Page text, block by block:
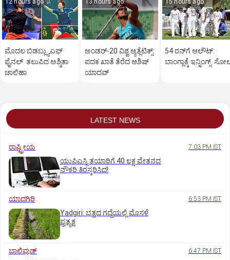
12 hours ago
ಮೊದಲ ಬಿಡಬ್ಲ್ಯುಎಫ್‌
ಫೈನಲ್‌ ತಲುಪಿದ ಅಶ್ಮಿತಾ
ಚಾಲಿಹಾ
13 hours ago
ಅಂಡರ್‌-20 ವಿಶ್ವ ಆ್ಯತ್ಲೆಟಿಕ್ಸ್‌:
ಪದಕ ಖಾತೆ ತೆರೆದ ಆಶಿಷ್‌
ಯಾದವ್‌
15 hours ago
54 ರನ್‌ಗೆ ಆಲೌಟ್‌:
ಬಾಂಗ್ಲಾಕ್ಕೆ ಇನ್ನಿಂಗ್ಸ್‌
LATEST NEWS
ರಾಷ್ಟ್ರೀಯ 7:03 PM IST
ಯುಪಿಎಸ್ಸಿ ತಯಾರಿಗೆ 40 ಲಕ್ಷ ವೇತನದ
ನೌಕರಿ ತಿರಸ್ಕರಿಸಿದ!
ಯಾದಗಿರಿ 6:53 PM IST
Yadgiri: ಭತ್ತದ ಗದ್ದೆಯಲ್ಲಿ ಮೊಸಳೆ
ಪ್ರತ್ಯಕ್ಷ
ಬಾಲಿವುಡ್‌ 6:47 PM IST